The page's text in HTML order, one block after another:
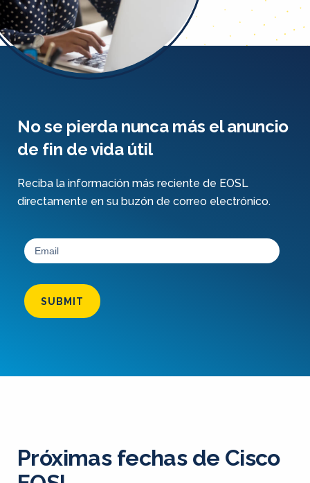
No se pierda nunca más el anuncio
de fin de vida útil
Reciba la información más reciente de EOSL
directamente en su buzón de correo electrónico.
SUBMIT
Próximas fechas de Cisco